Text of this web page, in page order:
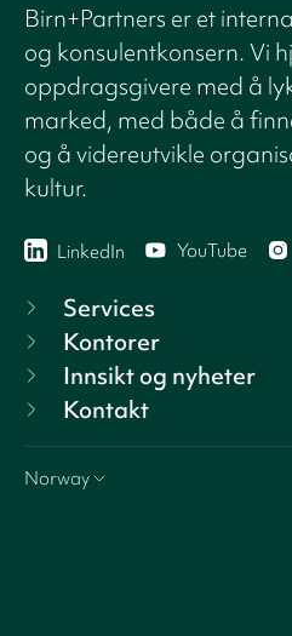
Birn+Partners er et
og konsulentkonsern. Vi
oppdragsgivere med å
marked, med både å
og å videreutvikle
kultur.
LinkedIn YouTube
Services
Kontorer
Innsikt og nyheter
Kontakt
Norway